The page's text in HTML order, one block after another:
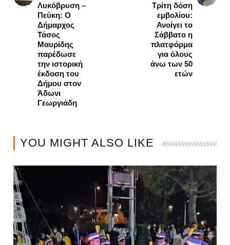
Λυκόβρυση –
Πεύκη: Ο
Δήμαρχος
Τάσος
Μαυρίδης
παρέδωσε
την ιστορική
έκδοση του
Δήμου στον
Άδωνι
Γεωργιάδη
Τρίτη δόση
εμβολίου:
Ανοίγει το
Σάββατο η
πλατφόρμα
για όλους
άνω των 50
ετών
YOU MIGHT ALSO LIKE